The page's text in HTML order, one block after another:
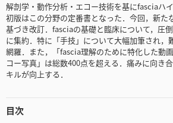
解剖学・動作分析・エコー技術を基にfasciaハ
初版はこの分野の定番書となった．今回，新た
基づき改訂．fasciaの基礎と臨床について，圧
に集約．特に「手技」について大幅加筆され，
網羅．また，「fascia理解のために特化した動
コー写真」は総数400点を超える．痛みに向き
キルが向上する．
目次